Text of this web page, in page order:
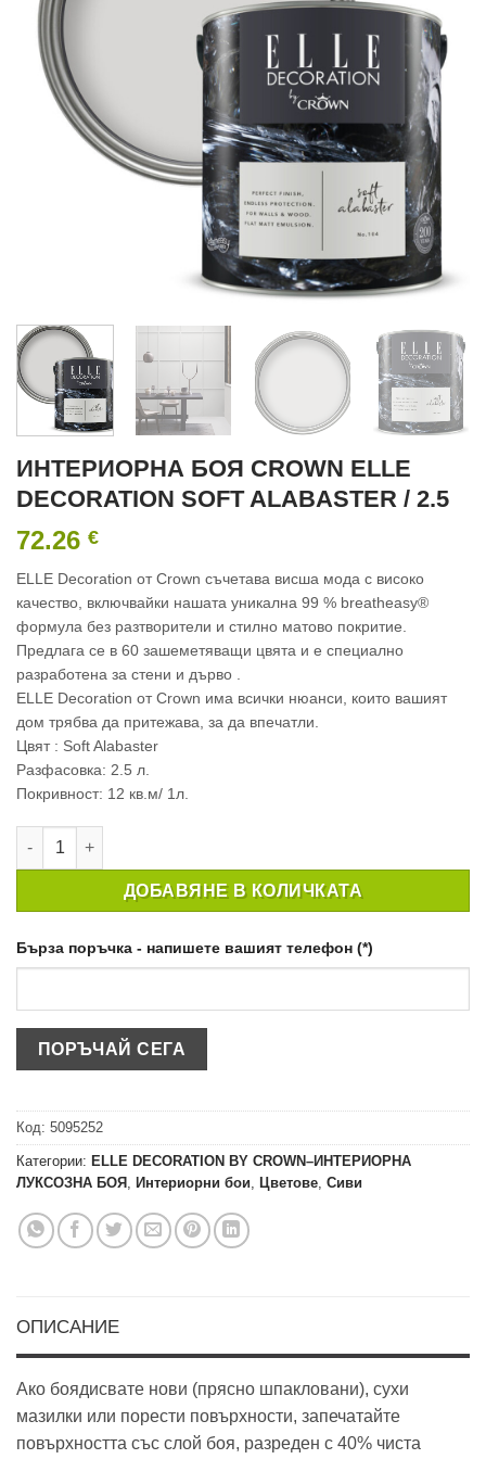
ИНТЕРИОРНА БОЯ CROWN ELLE
DECORATION SOFT ALABASTER / 2.5
72.26 €
ELLE Decoration от Crown съчетава висша мода с високо
качество, включвайки нашата уникална 99 % breatheasy®
формула без разтворители и стилно матово покритие.
Предлага се в 60 зашеметяващи цвята и e специално
разработена за стени и дърво .
ELLE Decoration от Crown има всички нюанси, които вашият
дом трябва да притежава, за да впечатли.
Цвят : Soft Alabaster
Разфасовка: 2.5 л.
Покривност: 12 кв.м/ 1л.
количество за ИНТЕРИОРНА БОЯ CROWN ELLE
ДОБАВЯНЕ В КОЛИЧКАТА
Бърза поръчка - напишете вашият телефон (*)
Код: 5095252
Категории: ELLE DECORATION BY CROWN–ИНТЕРИОРНА
ЛУКСОЗНА БОЯ Интериорни бои Цветове Сиви
ОПИСАНИЕ
Ако боядисвате нови (прясно шпакловани), сухи
мазилки или порести повърхности, запечатайте
повърхността със слой боя, разреден с 40% чиста